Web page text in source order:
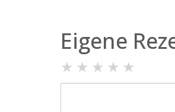
Eigene
★ ★ ★ ★ ★